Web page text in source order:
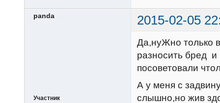
panda 2015-02-05
Участник
Да,нуЖно только
разносить бред
посоветовали
А у меня с
слышно,но жив